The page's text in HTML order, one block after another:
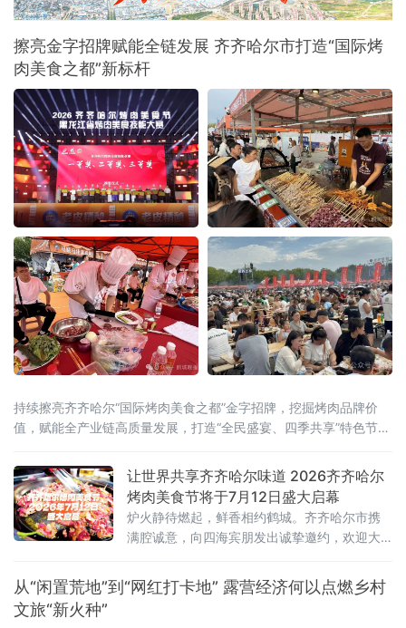
餐饮企业代表及媒体记者参加典礼，共同见证
化展开交
擦亮金字招牌赋能全链发展 齐齐哈尔市打造“国际烤
肉美食之都”新标杆
持续擦亮齐齐哈尔“国际烤肉美食之都”金字招牌，挖掘烤肉品牌价
值，赋能全产业链高质量发展，打造“全民盛宴、四季共享”特色节庆
让世界共享齐齐哈尔味道 2026齐齐哈尔
烤肉美食节将于7月12日盛大启幕
炉火静待燃起，鲜香相约鹤城。齐齐哈尔市携
满腔诚意，向四海宾朋发出诚挚邀约，欢迎大
地道齐市烤肉，感受这座城市独有的市井韵味
与待客温情。
从“闲置荒地”到“网红打卡地” 露营经济何以点燃乡村
文旅“新火种”